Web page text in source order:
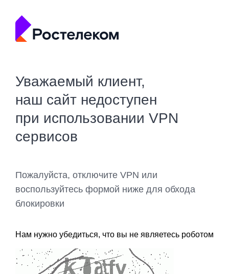
Уважаемый клиент,
наш сайт недоступен
при использовании VPN
сервисов
Пожалуйста, отключите VPN или
воспользуйтесь формой ниже для обхода
блокировки
Нам нужно убедиться, что вы не являетесь роботом